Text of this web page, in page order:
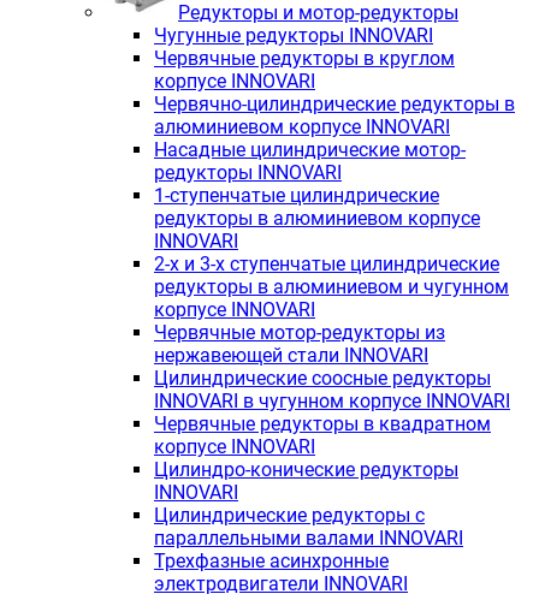
Редукторы и мотор-редукторы
Чугунные редукторы INNOVARI
Червячные редукторы в круглом
корпусе INNOVARI
Червячно-цилиндрические редукторы в
алюминиевом корпусе INNOVARI
Насадные цилиндрические мотор-
редукторы INNOVARI
1-ступенчатые цилиндрические
редукторы в алюминиевом корпусе
INNOVARI
2-х и 3-х ступенчатые цилиндрические
редукторы в алюминиевом и чугунном
корпусе INNOVARI
Червячные мотор-редукторы из
нержавеющей стали INNOVARI
Цилиндрические соосные редукторы
INNOVARI в чугунном корпусе INNOVARI
Червячные редукторы в квадратном
корпусе INNOVARI
Цилиндро-конические редукторы
INNOVARI
Цилиндрические редукторы с
параллельными валами INNOVARI
Трехфазные асинхронные
электродвигатели INNOVARI